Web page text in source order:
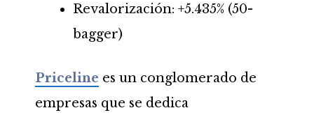
Revalorización: +5.435% (50-
bagger)
Priceline es un conglomerado de
empresas que se dedica